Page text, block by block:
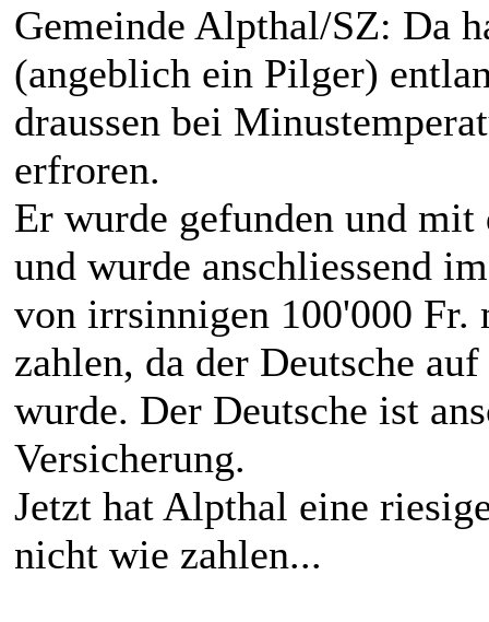
Gemeinde Alpthal/SZ: Da
(angeblich ein Pilger)
draussen bei
erfroren.
Er wurde gefunden und
und wurde anschliessend
von irrsinnigen 100'000 Fr.
zahlen, da der Deutsche
wurde. Der Deutsche ist
Versicherung.
Jetzt hat Alpthal eine
nicht wie zahlen...